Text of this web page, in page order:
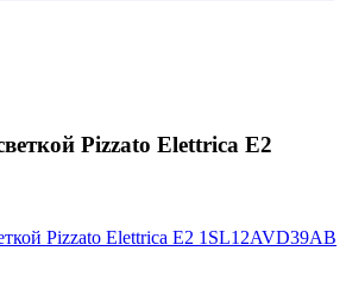
Pizzato Elettrica E2